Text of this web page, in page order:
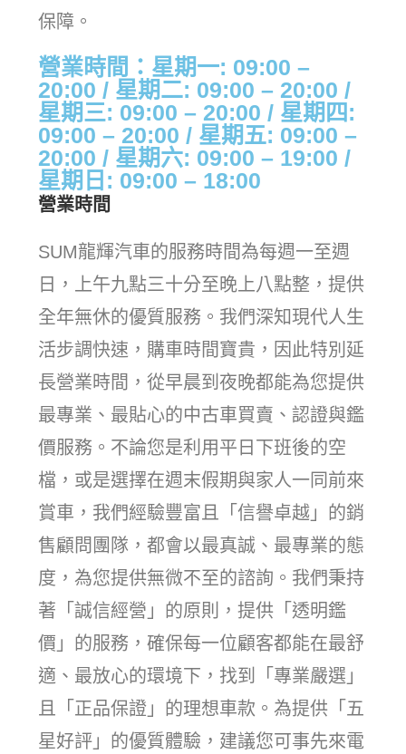
保障。
營業時間：星期一: 09:00 –
20:00 / 星期二: 09:00 – 20:00 /
星期三: 09:00 – 20:00 / 星期四:
09:00 – 20:00 / 星期五: 09:00 –
20:00 / 星期六: 09:00 – 19:00 /
星期日: 09:00 – 18:00
營業時間
SUM龍輝汽車的服務時間為每週一至週
日，上午九點三十分至晚上八點整，提供
全年無休的優質服務。我們深知現代人生
活步調快速，購車時間寶貴，因此特別延
長營業時間，從早晨到夜晚都能為您提供
最專業、最貼心的中古車買賣、認證與鑑
價服務。不論您是利用平日下班後的空
檔，或是選擇在週末假期與家人一同前來
賞車，我們經驗豐富且「信譽卓越」的銷
售顧問團隊，都會以最真誠、最專業的態
度，為您提供無微不至的諮詢。我們秉持
著「誠信經營」的原則，提供「透明鑑
價」的服務，確保每一位顧客都能在最舒
適、最放心的環境下，找到「專業嚴選」
且「正品保證」的理想車款。為提供「五
星好評」的優質體驗，建議您可事先來電